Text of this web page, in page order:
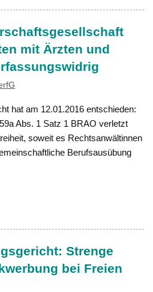
mit Ärzten und
hat am 12.01.2016 entschieden:
Abs. 1 Satz 1 BRAO verletzt
soweit es Rechtsanwältinnen
Berufsausübung
Strenge
bei Freien